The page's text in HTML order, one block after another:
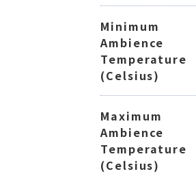
Minimum
Ambience
Temperature
(Celsius)
Maximum
Ambience
Temperature
(Celsius)